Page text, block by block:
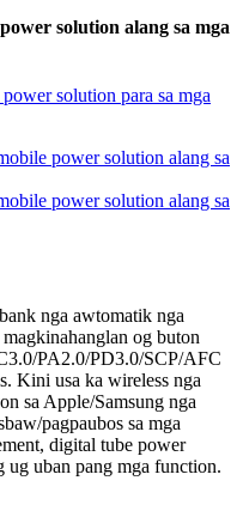
solution alang sa mga
nga awtomatik nga
og buton
PA2.0/PD3.0/SCP/AFC
Kini usa ka wireless nga
sa Apple/Samsung nga
pagpaubos sa mga
digital tube power
ug uban pang mga function.